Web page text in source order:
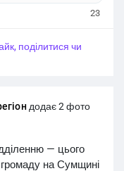
Окупанти
які, за твердженням
23
поділитися чи
додає 2 фото
— цього
громаду на Сумщині